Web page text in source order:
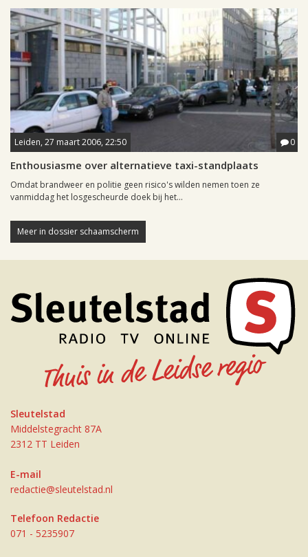
Leiden, 27 maart 2006, 22:50 0
Enthousiasme over alternatieve taxi-standplaats
Omdat brandweer en politie geen risico's wilden nemen toen ze
vanmiddag het losgescheurde doek bij het...
Meer in dossier schaamscherm
Sleutelstad
Middelstegracht 87A
2312 TT Leiden
E-mail
redactie@sleutelstad.nl
Telefoon Redactie
071 - 5235907